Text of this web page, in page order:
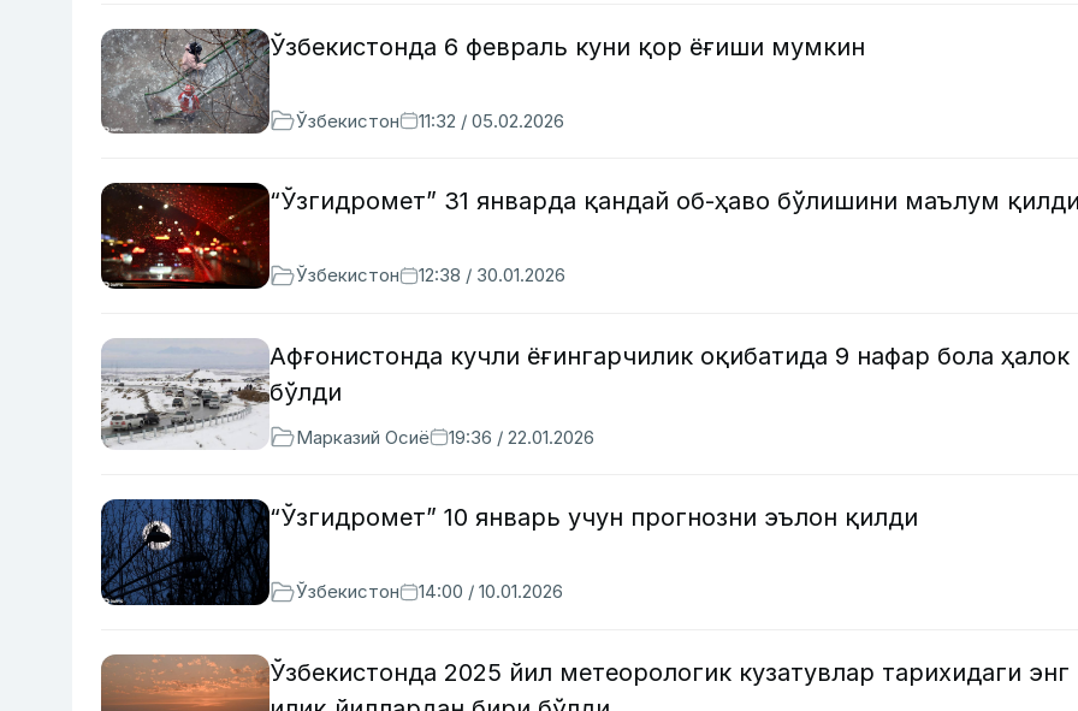
Ўзбекистонда 6 февраль куни қор ёғиши мумкин
Ўзбекистон 11:32 / 05.02.2026
“Ўзгидромет” 31 январда қандай об-ҳаво бўлишини маълум
Ўзбекистон 12:38 / 30.01.2026
Афғонистонда кучли ёғингарчилик оқибатида 9 нафар бола ҳалок
бўлди
Марказий Осиё 19:36 / 22.01.2026
“Ўзгидромет” 10 январь учун прогнозни эълон қилди
Ўзбекистон 14:00 / 10.01.2026
Ўзбекистонда 2025 йил метеорологик кузатувлар тарихидаги энг